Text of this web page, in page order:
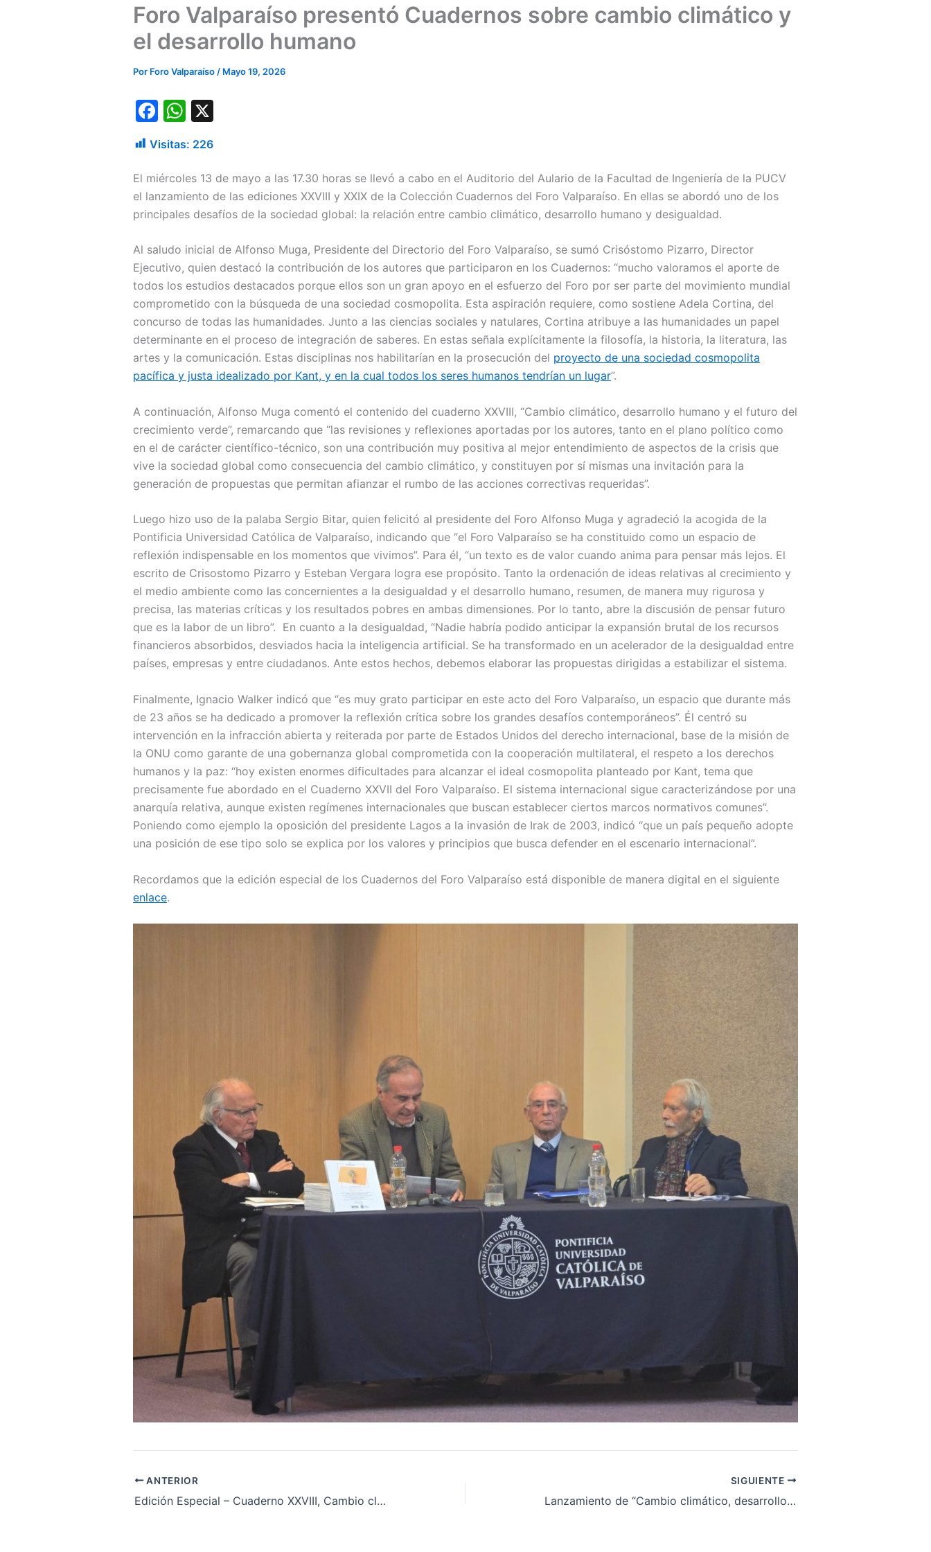
Foro Valparaíso presentó Cuadernos sobre cambio climático y
el desarrollo humano
Por Foro Valparaíso / Mayo 19, 2026
F
c
e
b
o
o
k
W
at
s
A
p
p
Visitas: 226
El miércoles 13 de mayo a las 17.30 horas se llevó a cabo en el Auditorio del Aulario de la Facultad de Ingeniería de la PUCV
el lanzamiento de las ediciones XXVIII y XXIX de la Colección Cuadernos del Foro Valparaíso. En ellas se abordó uno de los
principales desafíos de la sociedad global: la relación entre cambio climático, desarrollo humano y desigualdad.
Al saludo inicial de Alfonso Muga, Presidente del Directorio del Foro Valparaíso, se sumó Crisóstomo Pizarro, Director
Ejecutivo, quien destacó la contribución de los autores que participaron en los Cuadernos: “mucho valoramos el aporte de
todos los estudios destacados porque ellos son un gran apoyo en el esfuerzo del Foro por ser parte del movimiento mundial
comprometido con la búsqueda de una sociedad cosmopolita. Esta aspiración requiere, como sostiene Adela Cortina, del
concurso de todas las humanidades. Junto a las ciencias sociales y natulares, Cortina atribuye a las humanidades un papel
determinante en el proceso de integración de saberes. En estas señala explícitamente la filosofía, la historia, la literatura, las
artes y la comunicación. Estas disciplinas nos habilitarían en la prosecución del proyecto de una sociedad cosmopolita
pacífica y justa idealizado por Kant, y en la cual todos los seres humanos tendrían un lugar”.
A continuación, Alfonso Muga comentó el contenido del cuaderno XXVIII, “Cambio climático, desarrollo humano y el futuro del
crecimiento verde”, remarcando que “las revisiones y reflexiones aportadas por los autores, tanto en el plano político como
en el de carácter científico-técnico, son una contribución muy positiva al mejor entendimiento de aspectos de la crisis que
vive la sociedad global como consecuencia del cambio climático, y constituyen por sí mismas una invitación para la
generación de propuestas que permitan afianzar el rumbo de las acciones correctivas requeridas”.
Luego hizo uso de la palaba Sergio Bitar, quien felicitó al presidente del Foro Alfonso Muga y agradeció la acogida de la
Pontificia Universidad Católica de Valparaíso, indicando que “el Foro Valparaíso se ha constituido como un espacio de
reflexión indispensable en los momentos que vivimos”. Para él, “un texto es de valor cuando anima para pensar más lejos. El
escrito de Crisostomo Pizarro y Esteban Vergara logra ese propósito. Tanto la ordenación de ideas relativas al crecimiento y
el medio ambiente como las concernientes a la desigualdad y el desarrollo humano, resumen, de manera muy rigurosa y
precisa, las materias críticas y los resultados pobres en ambas dimensiones. Por lo tanto, abre la discusión de pensar futuro
que es la labor de un libro”. En cuanto a la desigualdad, “Nadie habría podido anticipar la expansión brutal de los recursos
financieros absorbidos, desviados hacia la inteligencia artificial. Se ha transformado en un acelerador de la desigualdad entre
países, empresas y entre ciudadanos. Ante estos hechos, debemos elaborar las propuestas dirigidas a estabilizar el sistema.
Finalmente, Ignacio Walker indicó que “es muy grato participar en este acto del Foro Valparaíso, un espacio que durante más
de 23 años se ha dedicado a promover la reflexión crítica sobre los grandes desafíos contemporáneos”. Él centró su
intervención en la infracción abierta y reiterada por parte de Estados Unidos del derecho internacional, base de la misión de
la ONU como garante de una gobernanza global comprometida con la cooperación multilateral, el respeto a los derechos
humanos y la paz: “hoy existen enormes dificultades para alcanzar el ideal cosmopolita planteado por Kant, tema que
precisamente fue abordado en el Cuaderno XXVII del Foro Valparaíso. El sistema internacional sigue caracterizándose por una
anarquía relativa, aunque existen regímenes internacionales que buscan establecer ciertos marcos normativos comunes”.
Poniendo como ejemplo la oposición del presidente Lagos a la invasión de Irak de 2003, indicó “que un país pequeño adopte
una posición de ese tipo solo se explica por los valores y principios que busca defender en el escenario internacional”.
Recordamos que la edición especial de los Cuadernos del Foro Valparaíso está disponible de manera digital en el siguiente
enlace.
ANTERIOR
Edición Especial – Cuaderno XXVIII, Cambio climático, desarrollo humano y el futuro del crecimiento verde; XXIX, Cambio climático y desigualdad
SIGUIENTE
Lanzamiento de “Cambio climático, desarrollo humano y el futuro del crecimiento verde” y “Cambio climático, desigualdad y desarrollo humano” – Documento n°10